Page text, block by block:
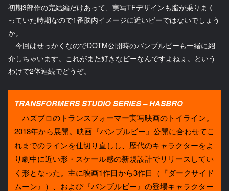
初期3部作の完結編だけあって、実写TFデザインも脂が乗りまく
っていた時期なので1番脳内イメージに近いビーではないでしょう
か。
今回はせっかくなのでDOTM公開時のバンブルビーも一緒に紹
介しちゃいます。これがまた好きなビーなんですよねぇ。という
わけで2体連続でどうぞ。
TRANSFORMERS STUDIO SERIES – HASBRO
ハズブロのトランスフォーマー実写映画のトイライン。
2018年から展開。映画『バンブルビー』公開に合わせてこ
れまでのラインを仕切り直しし、歴代のキャラクターをよ
り劇中に近い形・スケール感の新規設計でリリースしてい
く形となった。主に映画1作目から3作目（『ダークサイド
ムーン』）、および『バンブルビー』の登場キャラクター